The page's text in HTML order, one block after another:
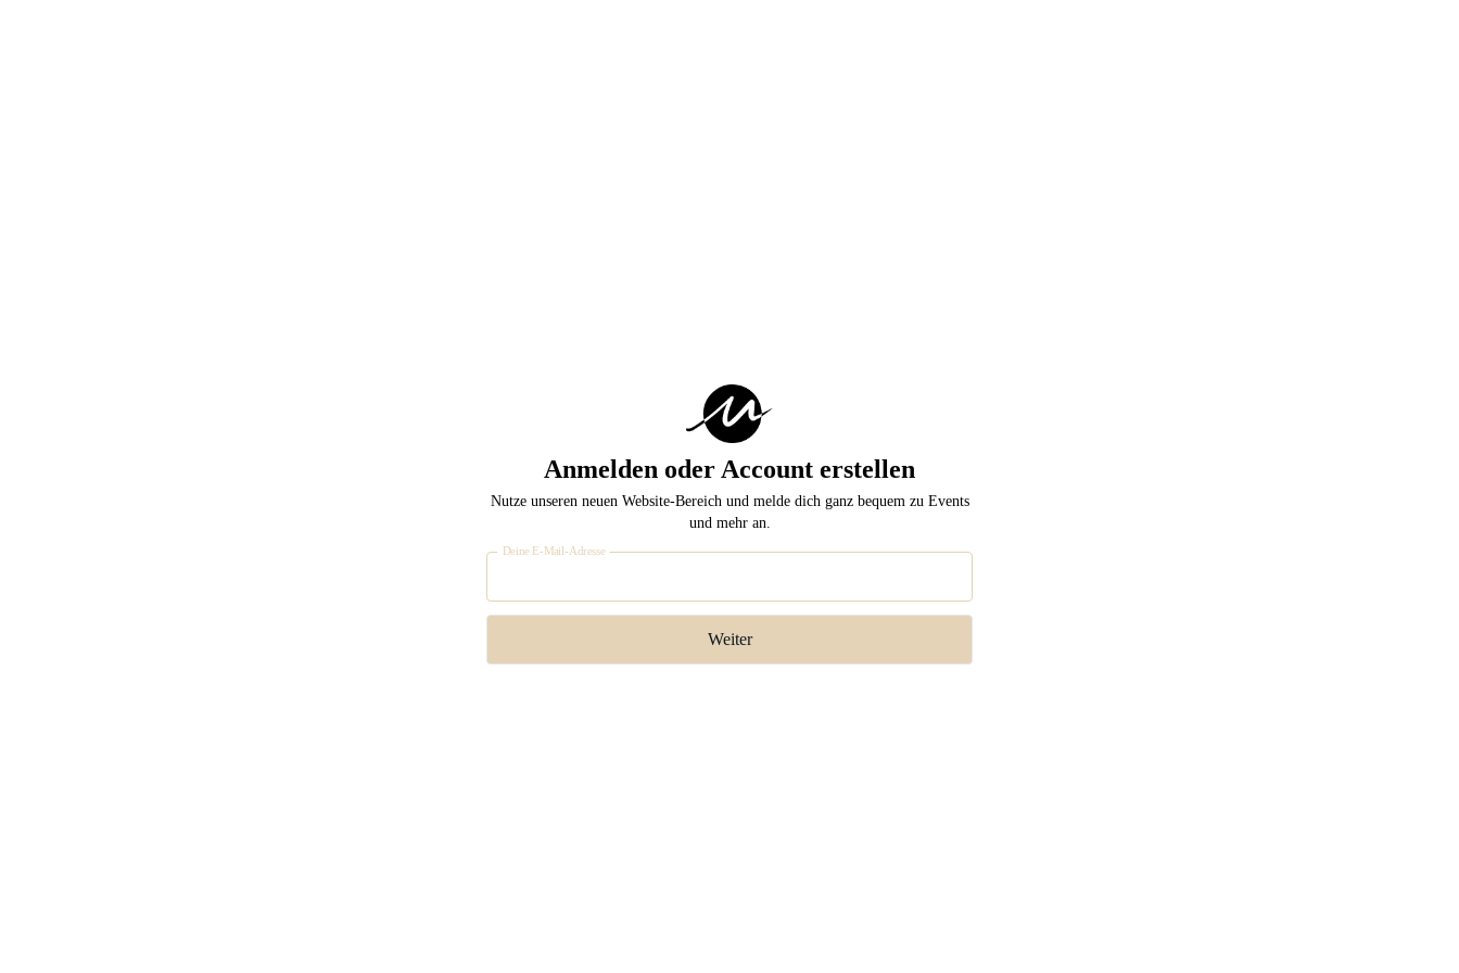
Anmelden oder Account erstellen
Nutze unseren neuen Website-Bereich und melde dich ganz bequem zu Events
und mehr an.
Deine E-Mail-Adresse